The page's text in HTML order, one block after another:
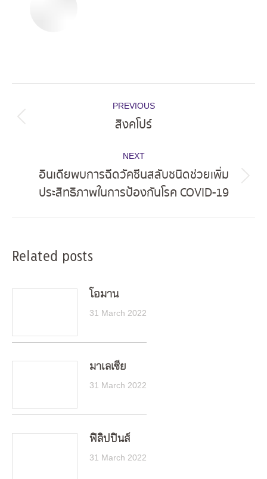
navigation
PREVIOUS
Previous
สิงคโปร์
NEXT
post:
อินเดียพบการฉีดวัคซีนสลับชนิดช่วยเพิ่ม
ประสิทธิภาพในการป้องกันโรค COVID-19
Related posts
โอมาน
31 March 2022
มาเลเซีย
31 March 2022
ฟิลิปปินส์
31 March 2022